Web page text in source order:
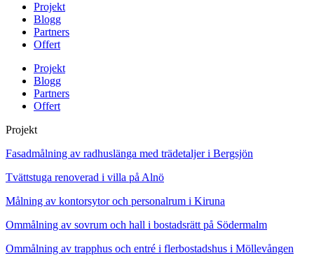
Projekt
Blogg
Partners
Offert
Projekt
Blogg
Partners
Offert
Projekt
Fasadmålning av radhuslänga med trädetaljer i Bergsjön
Tvättstuga renoverad i villa på Alnö
Målning av kontorsytor och personalrum i Kiruna
Ommålning av sovrum och hall i bostadsrätt på Södermalm
Ommålning av trapphus och entré i flerbostadshus i Möllevången